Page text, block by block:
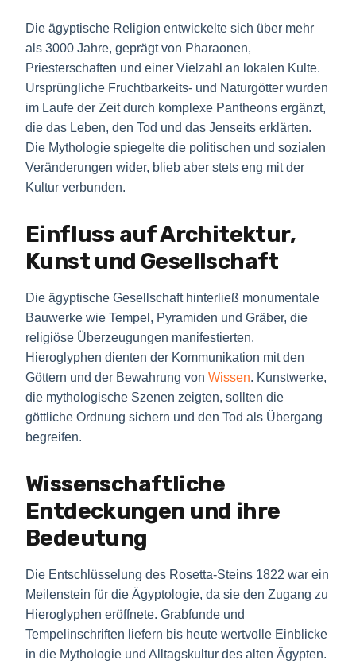
Die ägyptische Religion entwickelte sich über mehr
als 3000 Jahre, geprägt von Pharaonen,
Priesterschaften und einer Vielzahl an lokalen Kulte.
Ursprüngliche Fruchtbarkeits- und Naturgötter wurden
im Laufe der Zeit durch komplexe Pantheons ergänzt,
die das Leben, den Tod und das Jenseits erklärten.
Die Mythologie spiegelte die politischen und sozialen
Veränderungen wider, blieb aber stets eng mit der
Kultur verbunden.
Einfluss auf Architektur,
Kunst und Gesellschaft
Die ägyptische Gesellschaft hinterließ monumentale
Bauwerke wie Tempel, Pyramiden und Gräber, die
religiöse Überzeugungen manifestierten.
Hieroglyphen dienten der Kommunikation mit den
Göttern und der Bewahrung von Wissen. Kunstwerke,
die mythologische Szenen zeigten, sollten die
göttliche Ordnung sichern und den Tod als Übergang
begreifen.
Wissenschaftliche
Entdeckungen und ihre
Bedeutung
Die Entschlüsselung des Rosetta-Steins 1822 war ein
Meilenstein für die Ägyptologie, da sie den Zugang zu
Hieroglyphen eröffnete. Grabfunde und
Tempelinschriften liefern bis heute wertvolle Einblicke
in die Mythologie und Alltagskultur des alten Ägypten.